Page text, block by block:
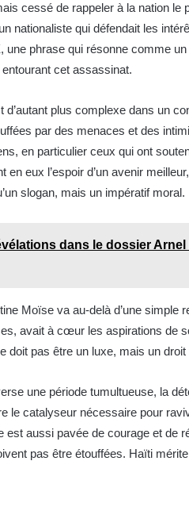
cessé de rappeler à la nation
nationaliste qui défendait les
une phrase qui résonne comme
cet assassinat.
d’autant plus complexe dans un
par des menaces et des
en particulier ceux qui ont
en eux l’espoir d’un avenir
slogan, mais un impératif moral.
dans le dossier
Moïse va au-delà d’une
avait à cœur les aspirations de
doit pas être un luxe, mais un droit
une période tumultueuse, la
le catalyseur nécessaire pour
est aussi pavée de courage et de
pas être étouffées. Haïti